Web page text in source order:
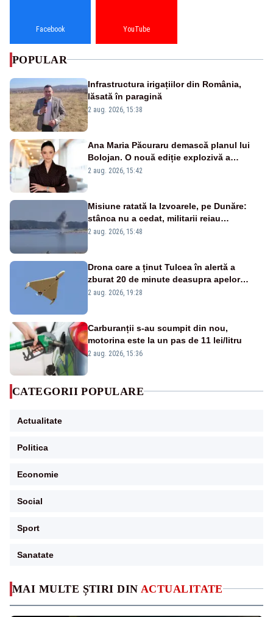
MAI MULTE ȘTIRI DIN ACTUALITATE
Facebook YouTube
POPULAR
Infrastructura irigațiilor din România,
lăsată în paragină
2 aug. 2026, 15:38
Ana Maria Păcuraru demască planul lui
Bolojan. O nouă ediție explozivă a
emisiunii „Miza Zilei” la Realitatea PLUS
2 aug. 2026, 15:42
Misiune ratată la Izvoarele, pe Dunăre:
stânca nu a cedat, militarii reiau
detonările luni – VIDEO
2 aug. 2026, 15:48
Drona care a ținut Tulcea în alertă a
zburat 20 de minute deasupra apelor
României. Au fost ridicate două F-16
2 aug. 2026, 19:28
Carburanții s-au scumpit din nou,
motorina este la un pas de 11 lei/litru
2 aug. 2026, 15:36
CATEGORII POPULARE
Actualitate
Politica
Economie
Social
Sport
Sanatate